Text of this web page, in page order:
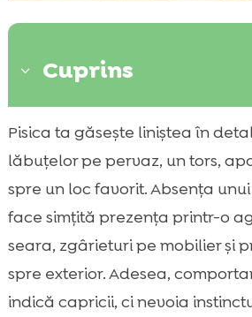
3 Cuprins
 De ce merită să alegem
cățărare pentru pisici în
Ce este, de fapt, un
interior pentru pisică
Cum alegem modelul
spațiul disponibil
Tipuri de sisteme: perete
turnuri, module și rafturi
Pisica ta găsește liniștea în
lăbuțelor pe pervaz, un tors,
spre un loc favorit. Absența
face simțită prezența printr-o
seara, zgârieturi pe mobilier și
spre exterior. Adesea,
indică capricii, ci nevoia